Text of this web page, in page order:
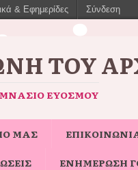
ΤΟΥ
ΕΥΌΣΜΟΥ
ΜΑΣ
ΕΝΗΜΈΡΩΣΗ
& Εφημερίδες Σύνδεση